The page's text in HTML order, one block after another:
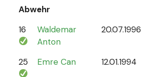
Abwehr
16
Waldemar
Anton
20.07.1996
25 Emre Can 12.01.1994